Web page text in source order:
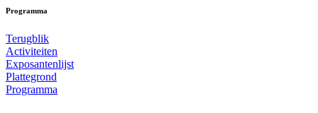
Programma
Terugblik
Activiteiten
Exposantenlijst
Plattegrond
Programma